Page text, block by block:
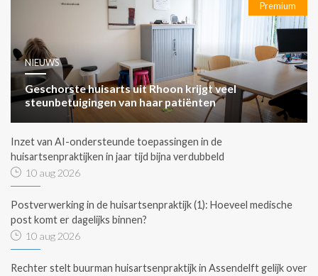
Premium
NIEUWS
Geschorste huisarts uit Rhoon krijgt veel
steunbetuigingen van haar patiënten
Inzet van AI-ondersteunde toepassingen in de
huisartsenpraktijken in jaar tijd bijna verdubbeld
10 aug 2026
Postverwerking in de huisartsenpraktijk (1): Hoeveel medische
post komt er dagelijks binnen?
10 aug 2026
Rechter stelt buurman huisartsenpraktijk in Assendelft gelijk over